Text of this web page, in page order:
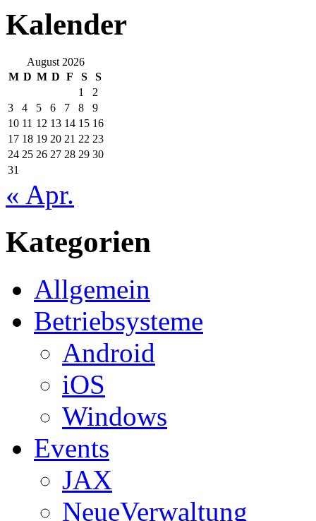
Kalender
August 2026
M D M D F S
S
1
2
3
4 5 6 7 8
9
10 11 12 13 14 15 16
17 18 19 20 21 22 23
24 25 26 27 28 29 30
31
« Apr.
Kategorien
Allgemein
Betriebsysteme
Android
iOS
Windows
Events
JAX
NeueVerwaltung